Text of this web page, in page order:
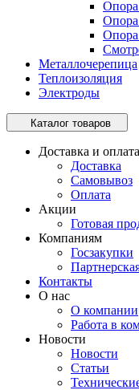
Опора
Опора
Опора
Металлочерепица
Теплоизоляция
Электроды
Каталог товаров
Доставка и оплата
Доставка
Самовывоз
Оплата
Акции
Готовая
Компаниям
Госзакупки
Контакты
О нас
О компании
Работа в
Новости
Новости
Статьи